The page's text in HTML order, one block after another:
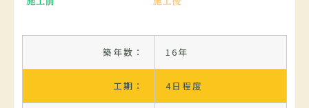
築年数： 16年
工期： 4日程度